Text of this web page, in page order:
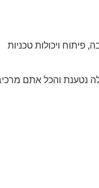
ויכולות טכניות